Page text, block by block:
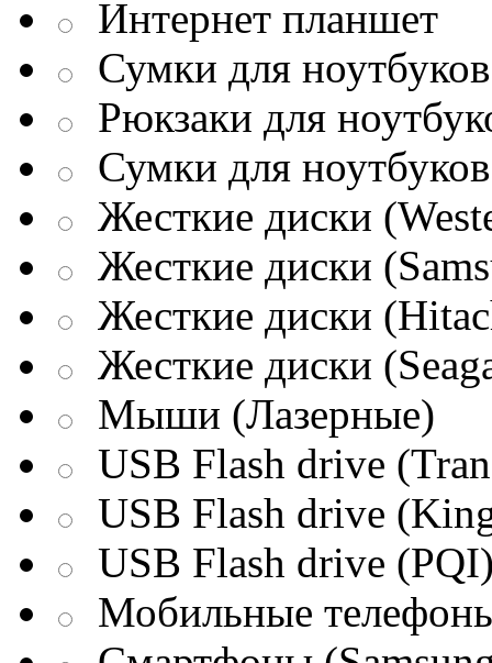
Интернет планшет
Сумки для
Рюкзаки для
Сумки для
Жесткие диски
Жесткие диски
Жесткие диски
Жесткие диски
Мыши (Лазерные)
USB Flash drive
USB Flash drive
USB Flash drive
Мобильные